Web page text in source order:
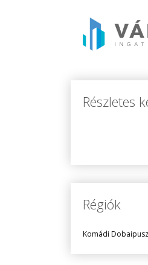
Részletes
Régiók
Komádi